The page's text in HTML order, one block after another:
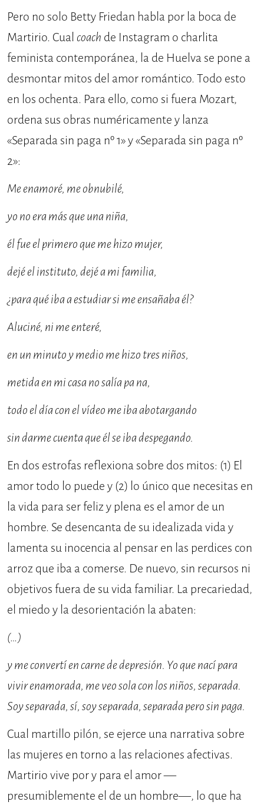
Pero no solo Betty Friedan habla por la boca de
Martirio. Cual coach de Instagram o charlita
feminista contemporánea, la de Huelva se pone a
desmontar mitos del amor romántico. Todo esto
en los ochenta. Para ello, como si fuera Mozart,
ordena sus obras numéricamente y lanza
«Separada sin paga nº 1» y «Separada sin paga nº
2»:
Me enamoré, me obnubilé,
yo no era más que una niña,
él fue el primero que me hizo mujer,
dejé el instituto, dejé a mi familia,
¿para qué iba a estudiar si me ensañaba él?
Aluciné, ni me enteré,
en un minuto y medio me hizo tres niños,
metida en mi casa no salía pa na,
todo el día con el vídeo me iba abotargando
sin darme cuenta que él se iba despegando.
En dos estrofas reflexiona sobre dos mitos: (1) El
amor todo lo puede y (2) lo único que necesitas en
la vida para ser feliz y plena es el amor de un
hombre. Se desencanta de su idealizada vida y
lamenta su inocencia al pensar en las perdices con
arroz que iba a comerse. De nuevo, sin recursos ni
objetivos fuera de su vida familiar. La precariedad,
el miedo y la desorientación la abaten:
(…)
y me convertí en carne de depresión. Yo que nací para
vivir enamorada, me veo sola con los niños, separada.
Soy separada, sí, soy separada, separada pero sin paga.
Cual martillo pilón, se ejerce una narrativa sobre
las mujeres en torno a las relaciones afectivas.
Martirio vive por y para el amor —
presumiblemente el de un hombre—, lo que ha